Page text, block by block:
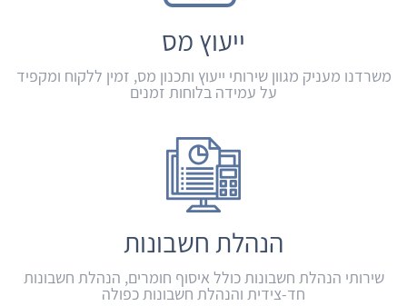
ייעוץ מס
משרדנו מעניק מגוון שירותי ייעוץ ותכנון מס, זמין ללקוח ומקפיד
על עמידה בלוחות זמנים
הנהלת חשבונות
שירותי הנהלת חשבונות כולל איסוף חומרים, הנהלת חשבונות
חד-צידית והנהלת חשבונות כפולה